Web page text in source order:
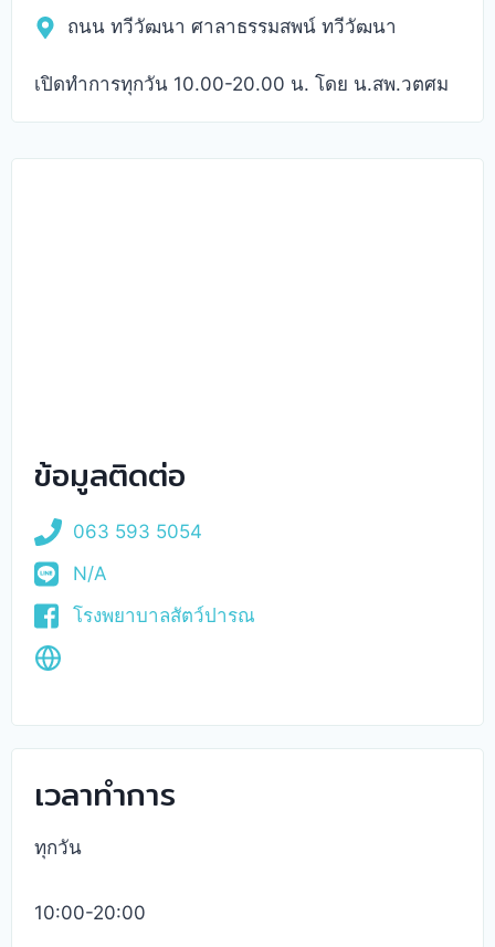
ถนน ทวีวัฒนา ศาลาธรรมสพน์ ทวีวัฒนา
เปิดทำการทุกวัน 10.00-20.00 น. โดย น.สพ.วตศม
ข้อมูลติดต่อ
063 593 5054
N/A
โรงพยาบาลสัตว์ปารณ
เวลาทำการ
ทุกวัน
10:00-20:00